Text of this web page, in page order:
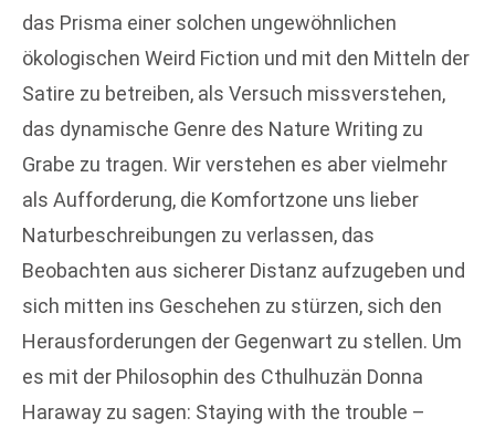
das Prisma einer solchen ungewöhnlichen
ökologischen Weird Fiction und mit den Mitteln der
Satire zu betreiben, als Versuch missverstehen,
das dynamische Genre des Nature Writing zu
Grabe zu tragen. Wir verstehen es aber vielmehr
als Aufforderung, die Komfortzone uns lieber
Naturbeschreibungen zu verlassen, das
Beobachten aus sicherer Distanz aufzugeben und
sich mitten ins Geschehen zu stürzen, sich den
Herausforderungen der Gegenwart zu stellen. Um
es mit der Philosophin des Cthulhuzän Donna
Haraway zu sagen: Staying with the trouble –